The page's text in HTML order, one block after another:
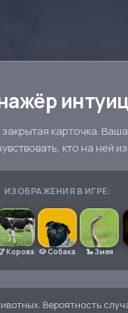
карточка.
кто на ней
ИЗОБРАЖЕНИЯ В ИГРЕ:
Корова 🐶 Собака 🐍 Змея
. Вероятность